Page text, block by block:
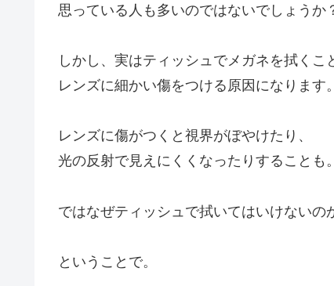
思っている人も多いのではないでしょうか
しかし、実はティッシュでメガネを拭くこ
レンズに細かい傷をつける原因になります。
レンズに傷がつくと視界がぼやけたり、
光の反射で見えにくくなったりすることも。
ではなぜティッシュで拭いてはいけないの
ということで。